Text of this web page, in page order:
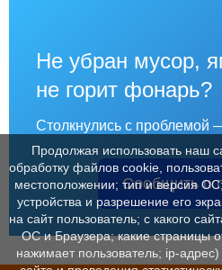
Не убран мусор,
не горит фонарь?
Столкнулись с проблемой
Сообщить о
Продолжая использовать наш
обработку файлов cookie,
местоположении; тип и версия
устройства и разрешение его
на сайт пользователь; с какого
ОС и Браузера; какие страницы
нажимает пользователь; ip-